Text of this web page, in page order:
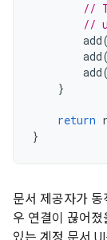
//
//
add(
add(
add(
}
return
}
문서 제공자가
우 연결이 끊어